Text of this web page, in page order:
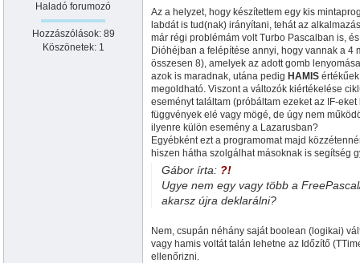
Haladó forumozó
Hozzászólások: 89
Köszönetek: 1
Az a helyzet, hogy készítettem egy kis
labdát is tud(nak) irányítani, tehát az
már régi problémám volt Turbo Pascalban is,
Dióhéjban a felépítése annyi, hogy vannak a
összesen 8), amelyek az adott gomb
azok is maradnak, utána pedig HAMIS
megoldható. Viszont a változók kiértékelése
eseményt találtam (próbáltam ezeket az IF-
függvények elé vagy mögé, de úgy nem
ilyenre külön esemény a Lazarusban?
Egyébként ezt a programomat majd
hiszen hátha szolgálhat másoknak is segítség
Gábor írta: ?!
Ugye nem egy vagy több a
akarsz újra deklarálni?
Nem, csupán néhány saját boolean (logikai)
vagy hamis voltát talán lehetne az Időzítő
ellenőrizni.